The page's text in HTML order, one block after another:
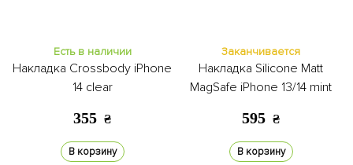
Есть в наличии
Накладка Crossbody iPhone
14 clear
355 ₴
В корзину
Заканчивается
Накладка Silicone Matt
MagSafe iPhone 13/14 mint
595 ₴
В корзину